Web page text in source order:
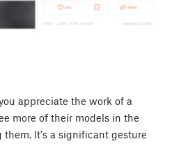
appreciate the work of a
more of their models in the
It's a significant gesture